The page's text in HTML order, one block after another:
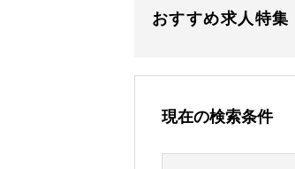
おすすめ求人特集
現在の検索条件